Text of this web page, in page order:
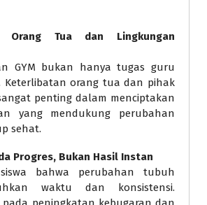
Orang Tua dan Lingkungan
GYM bukan hanya tugas guru
Keterlibatan orang tua dan pihak
penting dalam menciptakan
yang mendukung perubahan
sehat.
Progres, Bukan Hasil Instan
bahwa perubahan tubuh
waktu dan konsistensi.